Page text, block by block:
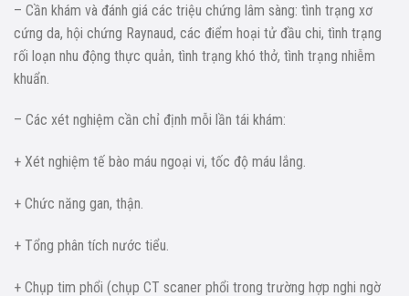
– Cần khám và đánh giá các triệu chứng lâm sàng: tình trạng xơ
cứng da, hội chứng Raynaud, các điểm hoại tử đầu chi, tình trạng
rối loạn nhu động thực quản, tình trạng khó thở, tình trạng nhiễm
khuẩn.
– Các xét nghiệm cần chỉ định mỗi lần tái khám:
+ Xét nghiệm tế bào máu ngoại vi, tốc độ máu lắng.
+ Chức năng gan, thận.
+ Tổng phân tích nước tiểu.
+ Chụp tim phổi (chụp CT scaner phổi trong trường hợp nghi ngờ